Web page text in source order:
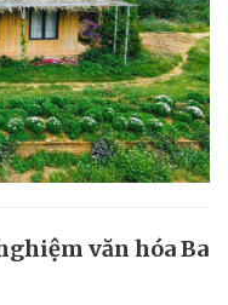
văn hóa Ba